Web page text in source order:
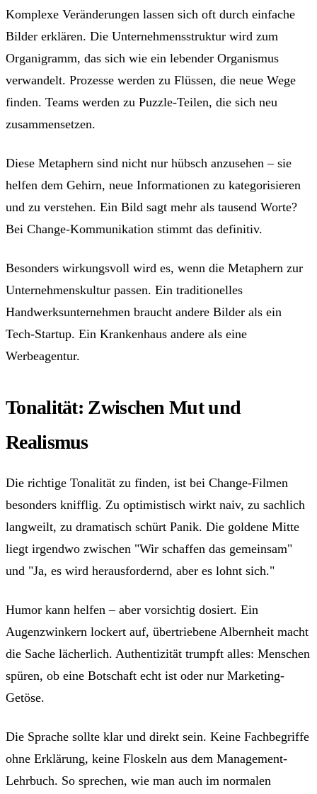
Komplexe Veränderungen lassen sich oft durch einfache
Bilder erklären. Die Unternehmensstruktur wird zum
Organigramm, das sich wie ein lebender Organismus
verwandelt. Prozesse werden zu Flüssen, die neue Wege
finden. Teams werden zu Puzzle-Teilen, die sich neu
zusammensetzen.
Diese Metaphern sind nicht nur hübsch anzusehen – sie
helfen dem Gehirn, neue Informationen zu kategorisieren
und zu verstehen. Ein Bild sagt mehr als tausend Worte?
Bei Change-Kommunikation stimmt das definitiv.
Besonders wirkungsvoll wird es, wenn die Metaphern zur
Unternehmenskultur passen. Ein traditionelles
Handwerksunternehmen braucht andere Bilder als ein
Tech-Startup. Ein Krankenhaus andere als eine
Werbeagentur.
Tonalität: Zwischen Mut und
Realismus
Die richtige Tonalität zu finden, ist bei Change-Filmen
besonders knifflig. Zu optimistisch wirkt naiv, zu sachlich
langweilt, zu dramatisch schürt Panik. Die goldene Mitte
liegt irgendwo zwischen "Wir schaffen das gemeinsam"
und "Ja, es wird herausfordernd, aber es lohnt sich."
Humor kann helfen – aber vorsichtig dosiert. Ein
Augenzwinkern lockert auf, übertriebene Albernheit macht
die Sache lächerlich. Authentizität trumpft alles: Menschen
spüren, ob eine Botschaft echt ist oder nur Marketing-
Getöse.
Die Sprache sollte klar und direkt sein. Keine Fachbegriffe
ohne Erklärung, keine Floskeln aus dem Management-
Lehrbuch. So sprechen, wie man auch im normalen